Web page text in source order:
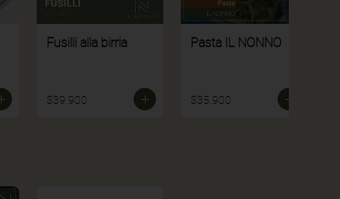
Fusilli alla birria
$39.900
Pasta IL NONNO
$35.900